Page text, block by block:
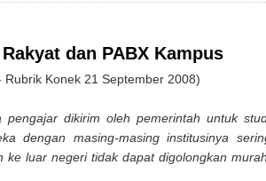
dan PABX Kampus
Konek 21 September 2008)
pengajar dikirim oleh pemerintah untuk
dengan masing-masing institusinya
ke luar negeri tidak dapat digolongkan